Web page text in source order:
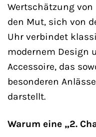
Wertschätzung
den Mut, sich von
Uhr verbindet
modernem Design
Accessoire, das
besonderen
darstellt.
Warum eine „2.